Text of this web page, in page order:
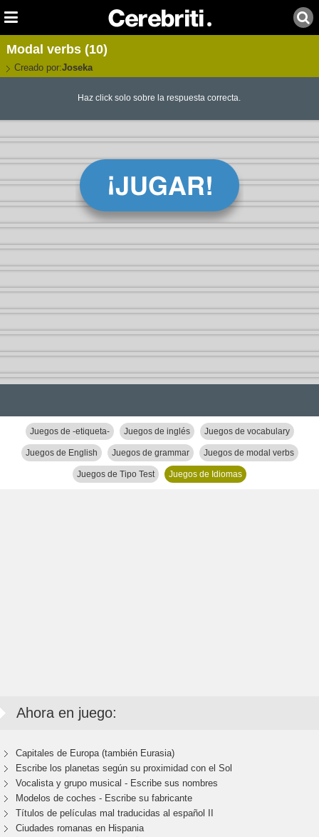
Modal verbs (10)
Creado por:Joseka
Haz click solo sobre la respuesta correcta.
Juegos de -etiqueta- Juegos de inglés Juegos de vocabulary
Juegos de English Juegos de grammar Juegos de modal verbs
Juegos de Tipo Test Juegos de Idiomas
Ahora en juego:
Capitales de Europa (también Eurasia)
Escribe los planetas según su proximidad con el Sol
Vocalista y grupo musical - Escribe sus nombres
Modelos de coches - Escribe su fabricante
Títulos de películas mal traducidas al español II
Ciudades romanas en Hispania